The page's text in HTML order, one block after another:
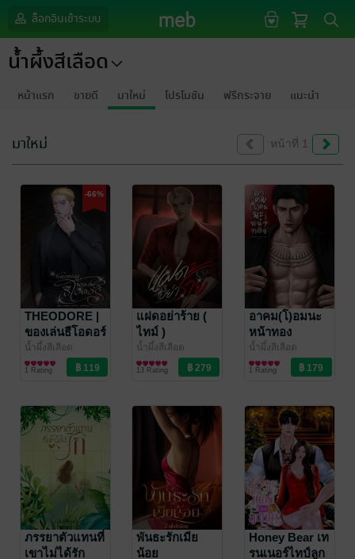
ล็อกอินเข้าระบบ
น้ำผึ้งสีเลือด
หน้าแรก ขายดี มาใหม่ โปรโมชัน ฟรีกระจาย แนะนำ
มาใหม่ หน้าที่ 1
-66%
THEODORE |
ของเล่นธีโอดอร์
น้ำผึ้งสีเลือด
นิยายโรมานซ์
1 Rating
แฝดอย่าร้าย (
ไทม์ )
น้ำผึ้งสีเลือด
นิยายรักวัยรุ่น
13 Rating
อาคม(โ)อมนะ
หน้าทอง
น้ำผึ้งสีเลือด
นิยายโรมานซ์
1 Rating
ภรรยาตัวแทนที่
เขาไม่ได้รัก
พันธะรักเมีย
น้อย
Honey Bear เท
รนเนอร์ไทป์ลูก